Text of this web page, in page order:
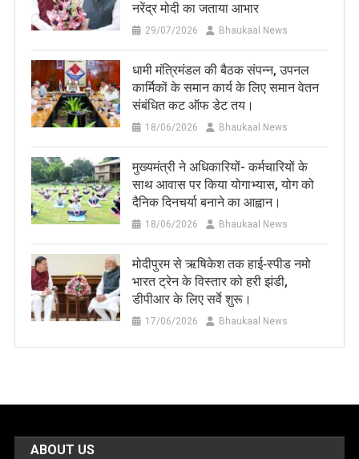
नरेंद्र मोदी का जताया आभार
29/07/2026 Bhaukaal News
धामी मंत्रिमंडल की बैठक संपन्न, उपनल
कार्मिकों के समान कार्य के लिए समान वेतन
संबंधित कट ऑफ डेट तय।
18/06/2026 Bhaukaal News
मुख्यमंत्री ने अधिकारियों- कर्मचारियों के
साथ आवास पर किया योगाभ्यास, योग को
दैनिक दिनचर्या बनाने का आह्वान।
18/06/2026 Bhaukaal News
मोदीपुरम से ऋषिकेश तक हाई‑स्पीड नमो
भारत ट्रेन के विस्तार को हरी झंडी,
डीपीआर के लिए सर्वे शुरू।
17/06/2026 Bhaukaal News
ABOUT US